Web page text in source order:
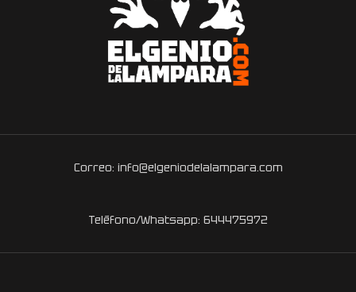
Correo: info@elgeniodelalampara.com
Teléfono/Whatsapp: 644475972